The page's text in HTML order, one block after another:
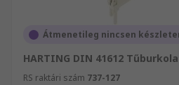
Átmenetileg nincsen
HARTING DIN 41612
RS raktári szám 737-127